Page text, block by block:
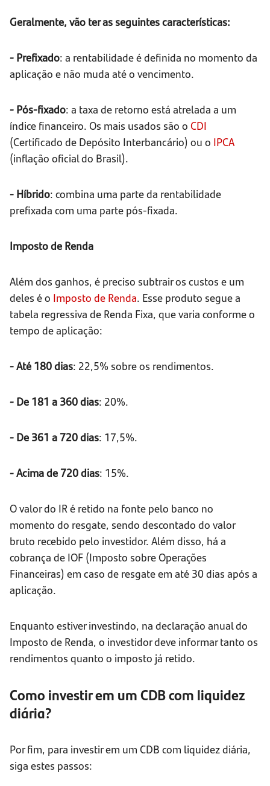
Geralmente, vão ter as seguintes características:
- Prefixado: a rentabilidade é definida no momento da
aplicação e não muda até o vencimento.
- Pós-fixado: a taxa de retorno está atrelada a um
índice financeiro. Os mais usados são o CDI
(Certificado de Depósito Interbancário) ou o IPCA
(inflação oficial do Brasil).
- Híbrido: combina uma parte da rentabilidade
prefixada com uma parte pós-fixada.
Imposto de Renda
Além dos ganhos, é preciso subtrair os custos e um
deles é o Imposto de Renda. Esse produto segue a
tabela regressiva de Renda Fixa, que varia conforme o
tempo de aplicação:
- Até 180 dias: 22,5% sobre os rendimentos.
- De 181 a 360 dias: 20%.
- De 361 a 720 dias: 17,5%.
- Acima de 720 dias: 15%.
O valor do IR é retido na fonte pelo banco no
momento do resgate, sendo descontado do valor
bruto recebido pelo investidor. Além disso, há a
cobrança de IOF (Imposto sobre Operações
Financeiras) em caso de resgate em até 30 dias após a
aplicação.
Enquanto estiver investindo, na declaração anual do
Imposto de Renda, o investidor deve informar tanto os
rendimentos quanto o imposto já retido.
Como investir em um CDB com liquidez
diária?
Por fim, para investir em um CDB com liquidez diária,
siga estes passos: